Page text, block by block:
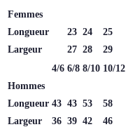
Femmes
Longueur
23 24 25
Largeur
27 28 29
4/6 6/8 8/10 10/12
Hommes
Longueur 43 43 53 58
Largeur
36 39 42 46